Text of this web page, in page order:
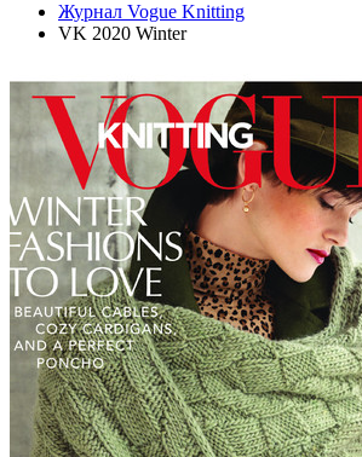
Журнал Vogue Knitting
VK 2020 Winter